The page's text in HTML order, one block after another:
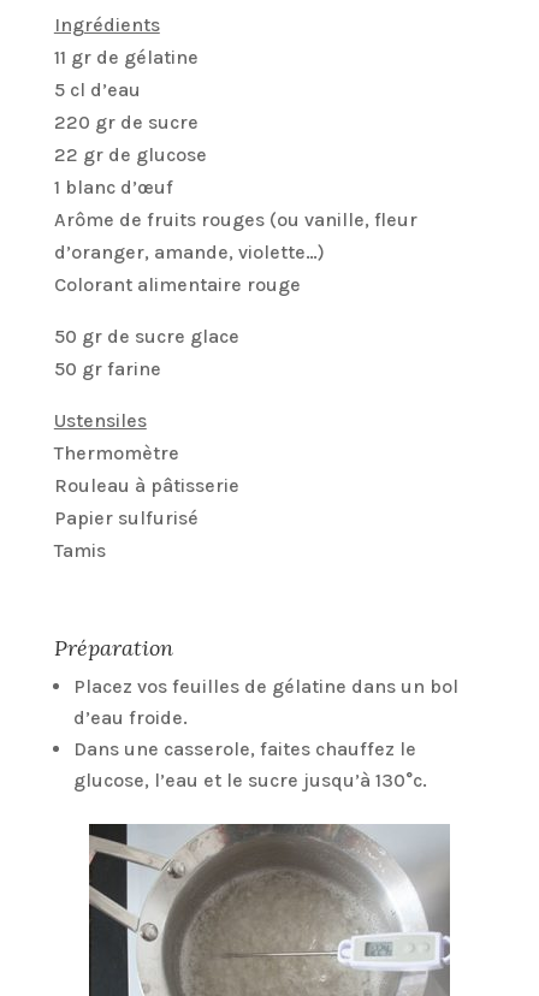
Ingrédients
11 gr de gélatine
5 cl d’eau
220 gr de sucre
22 gr de glucose
1 blanc d’œuf
Arôme de fruits rouges (ou vanille, fleur
d’oranger, amande, violette…)
Colorant alimentaire rouge
50 gr de sucre glace
50 gr farine
Ustensiles
Thermomètre
Rouleau à pâtisserie
Papier sulfurisé
Tamis
Préparation
Placez vos feuilles de gélatine dans un bol
d’eau froide.
Dans une casserole, faites chauffez le
glucose, l’eau et le sucre jusqu’à 130°c.